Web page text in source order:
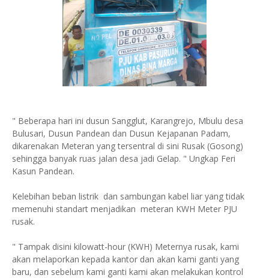
" Beberapa hari ini dusun Sangglut, Karangrejo, Mbulu desa
Bulusari, Dusun Pandean dan Dusun Kejapanan Padam,
dikarenakan Meteran yang tersentral di sini Rusak (Gosong)
sehingga banyak ruas jalan desa jadi Gelap. " Ungkap Feri
Kasun Pandean.
Kelebihan beban listrik dan sambungan kabel liar yang tidak
memenuhi standart menjadikan meteran KWH Meter PJU
rusak.
" Tampak disini kilowatt-hour (KWH) Meternya rusak, kami
akan melaporkan kepada kantor dan akan kami ganti yang
baru, dan sebelum kami ganti kami akan melakukan kontrol